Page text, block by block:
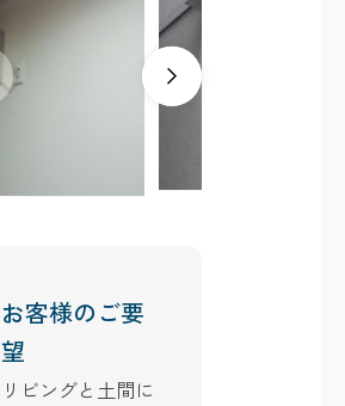
お客様のご要
望
リビングと土間に